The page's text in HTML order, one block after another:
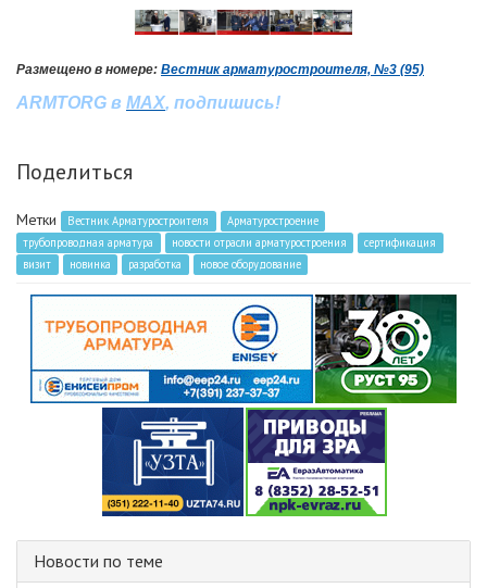
Размещено в номере: Вестник арматуростроителя, №3 (95)
ARMTORG в MAX, подпишись!
Поделиться
Метки Вестник Арматуростроителя
Арматуростроение
трубопроводная арматура
новости отрасли арматуростроения
сертификация
визит
новинка разработка новое оборудование
Новости по теме